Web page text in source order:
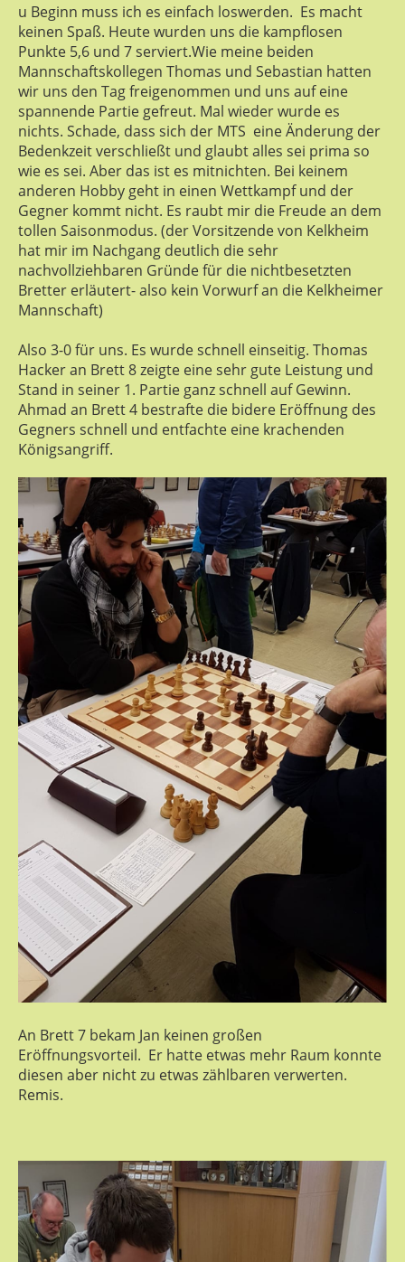
u Beginn muss ich es einfach loswerden. Es macht
keinen Spaß. Heute wurden uns die kampflosen
Punkte 5,6 und 7 serviert.Wie meine beiden
Mannschaftskollegen Thomas und Sebastian hatten
wir uns den Tag freigenommen und uns auf eine
spannende Partie gefreut. Mal wieder wurde es
nichts. Schade, dass sich der MTS eine Änderung der
Bedenkzeit verschließt und glaubt alles sei prima so
wie es sei. Aber das ist es mitnichten. Bei keinem
anderen Hobby geht in einen Wettkampf und der
Gegner kommt nicht. Es raubt mir die Freude an dem
tollen Saisonmodus. (der Vorsitzende von Kelkheim
hat mir im Nachgang deutlich die sehr
nachvollziehbaren Gründe für die nichtbesetzten
Bretter erläutert- also kein Vorwurf an die Kelkheimer
Mannschaft)
Also 3-0 für uns. Es wurde schnell einseitig. Thomas
Hacker an Brett 8 zeigte eine sehr gute Leistung und
Stand in seiner 1. Partie ganz schnell auf Gewinn.
Ahmad an Brett 4 bestrafte die bidere Eröffnung des
Gegners schnell und entfachte eine krachenden
Königsangriff.
An Brett 7 bekam Jan keinen großen
Eröffnungsvorteil. Er hatte etwas mehr Raum konnte
diesen aber nicht zu etwas zählbaren verwerten.
Remis.